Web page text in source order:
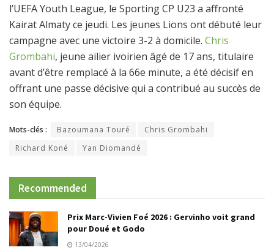
l’UEFA Youth League, le Sporting CP U23 a affronté
Kairat Almaty ce jeudi. Les jeunes Lions ont débuté leur
campagne avec une victoire 3-2 à domicile. Chris
Grombahi, jeune ailier ivoirien âgé de 17 ans, titulaire
avant d’être remplacé à la 66e minute, a été décisif en
offrant une passe décisive qui a contribué au succès de
son équipe.
Mots-clés : Bazoumana Touré
Chris Grombahi
Richard Koné
Yan Diomandé
Recommended
Prix Marc-Vivien Foé 2026 : Gervinho voit grand
pour Doué et Godo
13/04/2026